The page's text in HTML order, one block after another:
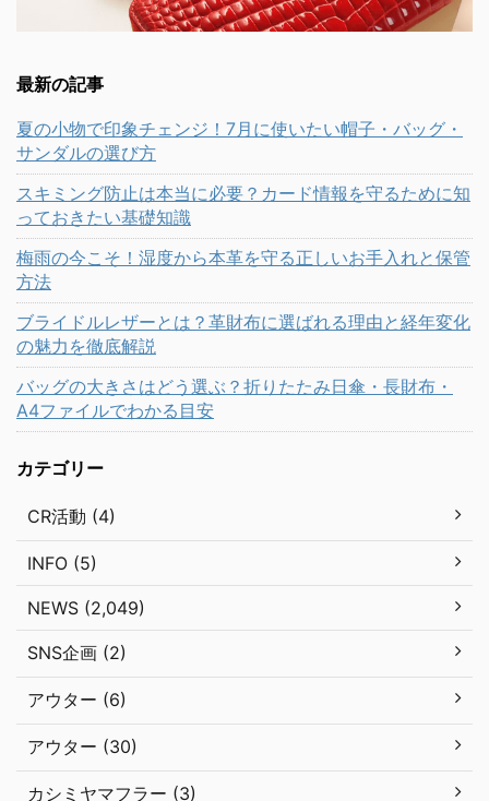
最新の記事
夏の小物で印象チェンジ！7月に使いたい帽子・バッグ・
サンダルの選び方
スキミング防止は本当に必要？カード情報を守るために知
っておきたい基礎知識
梅雨の今こそ！湿度から本革を守る正しいお手入れと保管
方法
ブライドルレザーとは？革財布に選ばれる理由と経年変化
の魅力を徹底解説
バッグの大きさはどう選ぶ？折りたたみ日傘・長財布・
A4ファイルでわかる目安
カテゴリー
CR活動 (4)
INFO (5)
NEWS (2,049)
SNS企画 (2)
アウター (6)
アウター (30)
カシミヤマフラー (3)